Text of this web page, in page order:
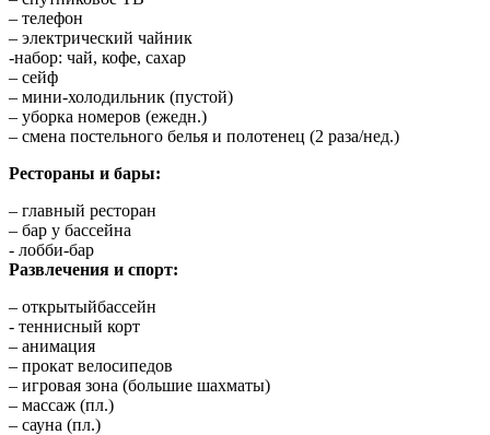
– телефон
– электрический чайник
-набор: чай, кофе, сахар
– сейф
– мини-холодильник (пустой)
– уборка номеров (ежедн.)
– смена постельного белья и полотенец (2 раза/нед.)
Рестораны и бары:
– главный ресторан
– бар у бассейна
​- лобби-бар
Развлечения и спорт:
– открытыйбассейн
​- теннисный корт
– анимация
– прокат велосипедов
– игровая зона (большие шахматы)
– массаж (пл.)
– сауна (пл.)